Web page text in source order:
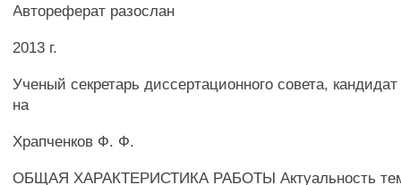
Автореферат разослан
2013 г.
Ученый секретарь диссертационного совета,
на
Храпченков Ф. Ф.
ОБЩАЯ ХАРАКТЕРИСТИКА РАБОТЫ Актуальность